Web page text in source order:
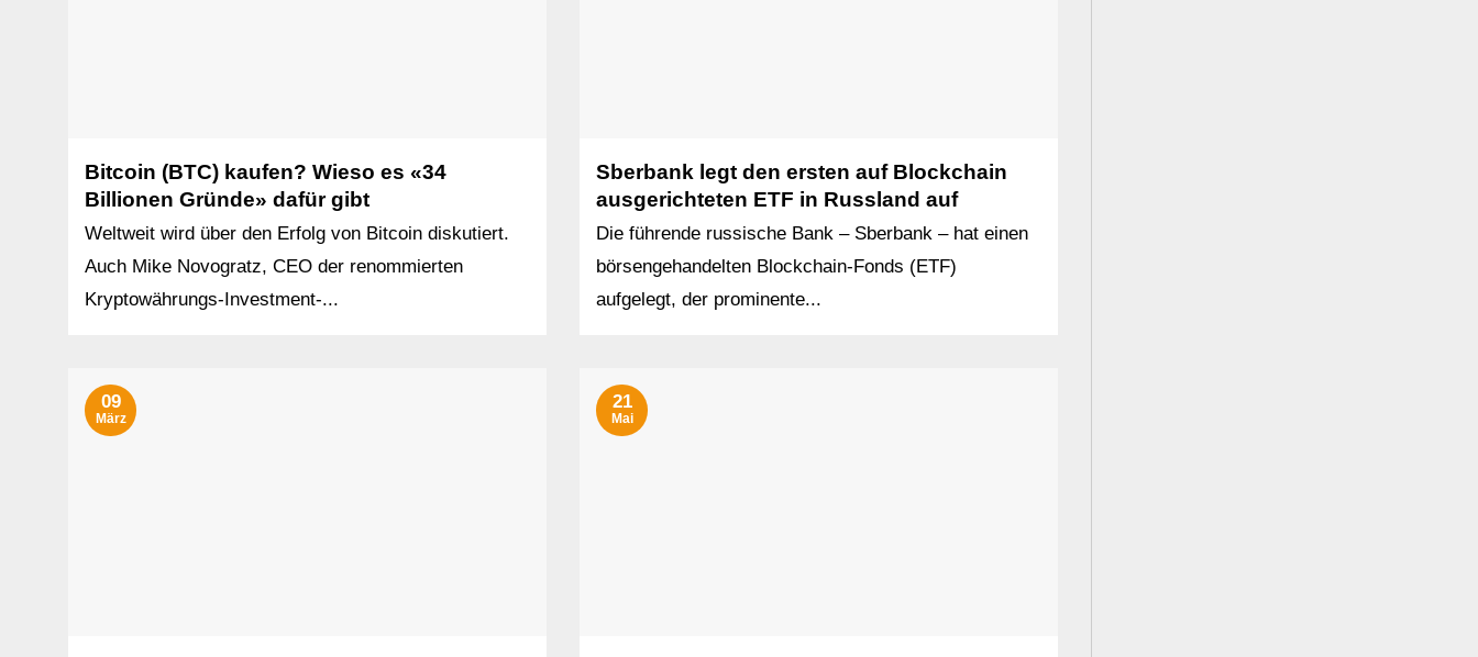
Bitcoin (BTC) kaufen? Wieso es «34
Billionen Gründe» dafür gibt
Weltweit wird über den Erfolg von Bitcoin diskutiert.
Auch Mike Novogratz, CEO der renommierten
Kryptowährungs-Investment-...
Sberbank legt den ersten auf Blockchain
ausgerichteten ETF in Russland auf
Die führende russische Bank – Sberbank – hat einen
börsengehandelten Blockchain-Fonds (ETF)
aufgelegt, der prominente...
09
März
21
Mai